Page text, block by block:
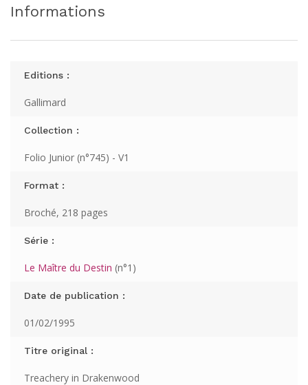
Informations
Editions :
Gallimard
Collection :
Folio Junior (n°745) - V1
Format :
Broché, 218 pages
Série :
Le Maître du Destin (n°1)
Date de publication :
01/02/1995
Titre original :
Treachery in Drakenwood